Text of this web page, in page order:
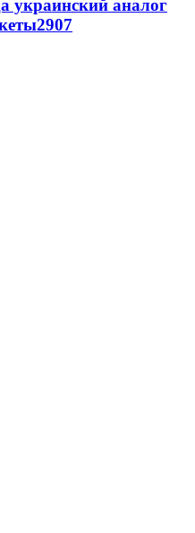
украинский аналог
2907